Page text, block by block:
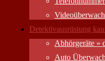
Detektivausrüstung
Abhörgeräte »
Auto